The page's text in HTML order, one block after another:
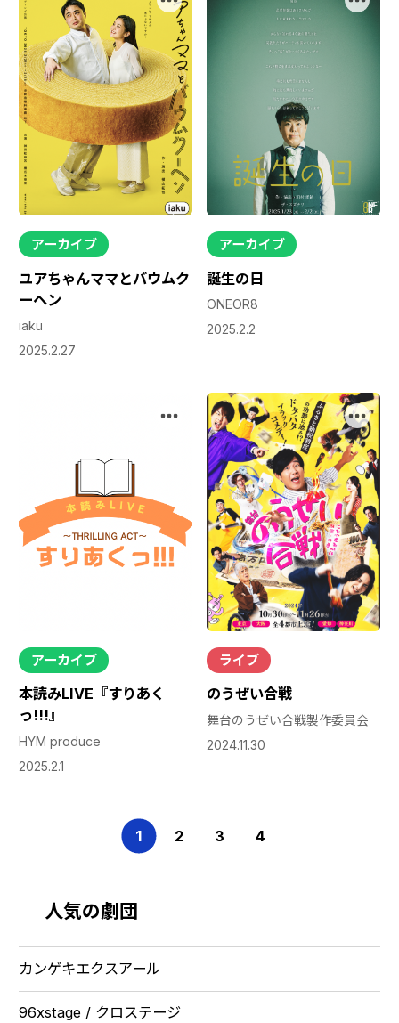
楽しみ方
ポイント購入
利用ガイド
運営会社
お問い合わせ
アーカイブ
ユアちゃんママとバウムク
ーヘン
iaku
2025.2.27
アーカイブ
誕生の日
ONEOR8
2025.2.2
アーカイブ
本読みLIVE『すりあく
っ!!!』
HYM produce
2025.2.1
ライブ
のうぜい合戦
舞台のうぜい合戦製作委員会
2024.11.30
1 2 3 4
人気の劇団
カンゲキエクスアール
96xstage / クロステージ